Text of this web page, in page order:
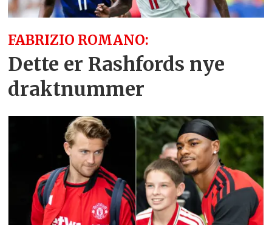
FABRIZIO ROMANO:
Dette er Rashfords nye
draktnummer